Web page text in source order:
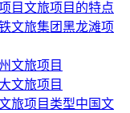
目文旅项目的特点
文旅集团黑龙滩项
文旅项目
文旅项目
旅项目类型中国文